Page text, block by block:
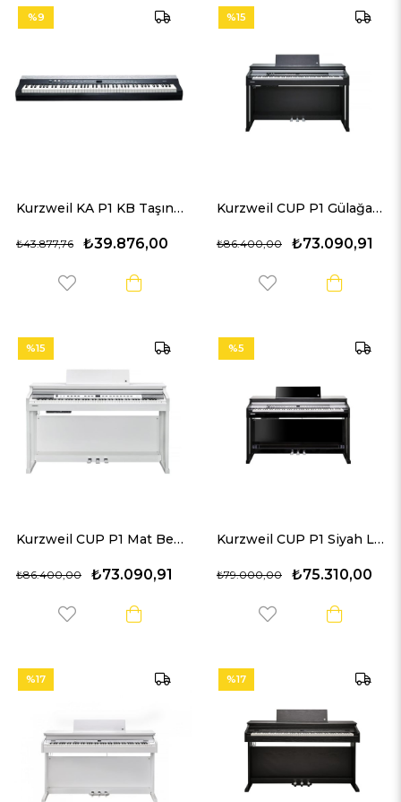
Kurzweil KA P1 KB Taşınabilir Dijital Piyano
₺39.876,00
₺43.877,76
%9
Kurzweil CUP P1 Gülağacı Dijital Piyano
₺73.090,91
₺86.400,00
%15
Kurzweil CUP P1 Mat Beyaz Dijital Piyano
₺73.090,91
₺86.400,00
%15
Kurzweil CUP P1 Siyah Lake Dijital Piyano
₺75.310,00
₺79.000,00
%5
%17 %17